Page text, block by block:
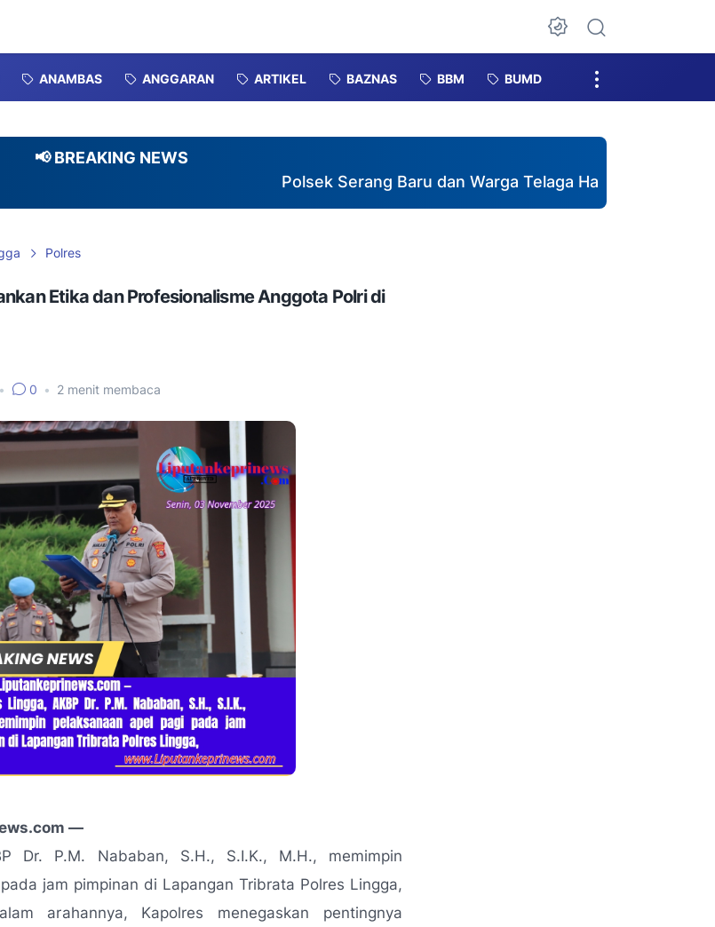
Dark Mode
ANAMBAS ANGGARAN ARTIKEL BAZNAS BBM BUMD
📢 BREAKING NEWS
Polsek Serang Baru dan Warga Telaga Harmoni Gotong
Polres
Etika dan Profesionalisme Anggota Polri di
• 0 • 2 menit membaca
—
Dr. P.M. Nababan, S.H., S.I.K., M.H., memimpin
jam pimpinan di Lapangan Tribrata Polres Lingga,
arahannya, Kapolres menegaskan pentingnya